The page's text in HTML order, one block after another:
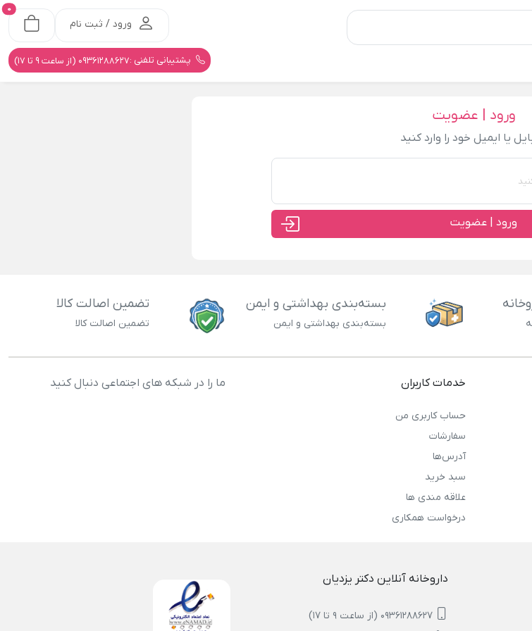
ورود / ثبت نام
0
پشتیبانی تلفنی :09361288627 (از ساعت 9 تا 17)
ورود | عضویت
یا ایمیل خود را وارد کنید
ورود | عضویت
بسته‌بندی بهداشتی و ایمن
بسته‌بندی بهداشتی و ایمن
تضمین اصالت کالا
تضمین اصالت کالا
خدمات کاربران
حساب کاربری من
سفارشات
آدرس‌ها
سبد خرید
علاقه مندی ها
درخواست همکاری
ما را در شبکه های اجتماعی دنبال کنید
داروخانه آنلاین دکتر یزدیان
09361288627 (از ساعت 9 تا 17)